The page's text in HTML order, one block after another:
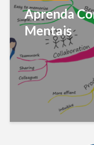
Aprenda
Mentais